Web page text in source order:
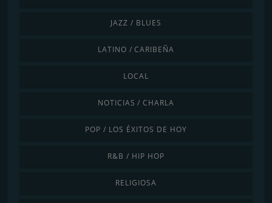
JAZZ / BLUES
LATINO / CARIBEÑA
LOCAL
NOTICIAS / CHARLA
POP / LOS ÉXITOS DE HOY
R&B / HIP HOP
RELIGIOSA